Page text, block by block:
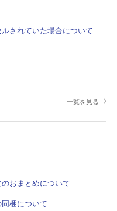
されていた場合について
一覧を見る
おまとめについて
梱について